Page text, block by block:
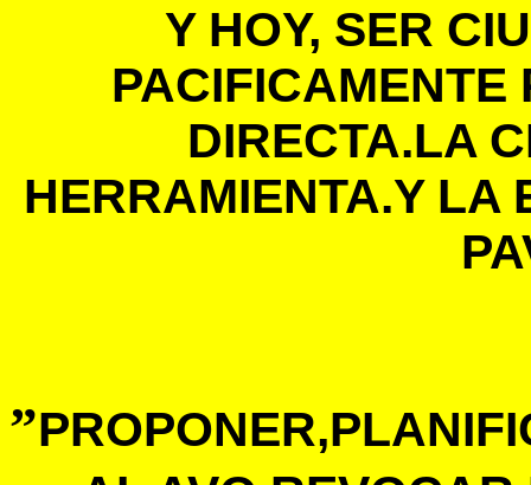
Y HOY, SER
DIRECTA.LA
HERRAMIENTA.Y LA
”